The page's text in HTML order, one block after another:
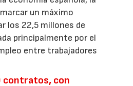
un máximo
los 22,5 millones de
principalmente por el
entre trabajadores
contratos, con